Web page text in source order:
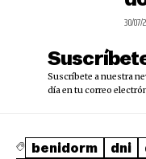
30/07/
Suscríbete a nuestra
día en tu correo
benidorm dni